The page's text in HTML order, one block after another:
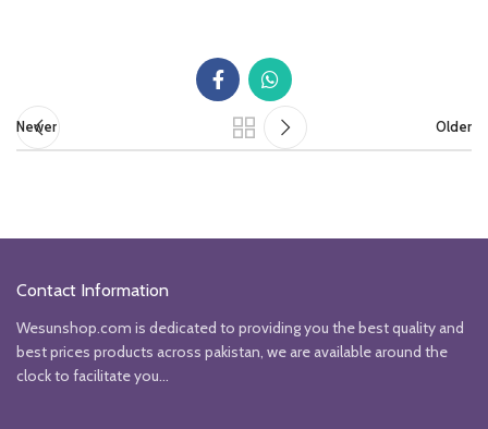
Newer Older
Contact Information
Wesunshop.com is dedicated to providing you the best quality and
best prices products across pakistan, we are available around the
clock to facilitate you...